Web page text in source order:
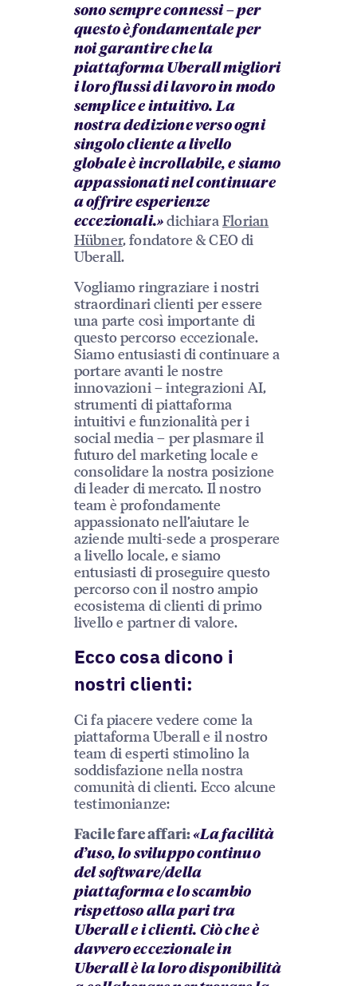
sono sempre connessi – per
questo è fondamentale per
noi garantire che la
piattaforma Uberall migliori
i loro flussi di lavoro in modo
semplice e intuitivo. La
nostra dedizione verso ogni
singolo cliente a livello
globale è incrollabile, e siamo
appassionati nel continuare
a offrire esperienze
eccezionali.» dichiara Florian
Hübner, fondatore & CEO di
Uberall.
Vogliamo ringraziare i nostri
straordinari clienti per essere
una parte così importante di
questo percorso eccezionale.
Siamo entusiasti di continuare a
portare avanti le nostre
innovazioni – integrazioni AI,
strumenti di piattaforma
intuitivi e funzionalità per i
social media – per plasmare il
futuro del marketing locale e
consolidare la nostra posizione
di leader di mercato. Il nostro
team è profondamente
appassionato nell’aiutare le
aziende multi-sede a prosperare
a livello locale, e siamo
entusiasti di proseguire questo
percorso con il nostro ampio
ecosistema di clienti di primo
livello e partner di valore.
Ecco cosa dicono i
nostri clienti:
Ci fa piacere vedere come la
piattaforma Uberall e il nostro
team di esperti stimolino la
soddisfazione nella nostra
comunità di clienti. Ecco alcune
testimonianze:
Facile fare affari:«La facilità
d’uso, lo sviluppo continuo
del software/della
piattaforma e lo scambio
rispettoso alla pari tra
Uberall e i clienti. Ciò che è
davvero eccezionale in
Uberall è la loro disponibilità